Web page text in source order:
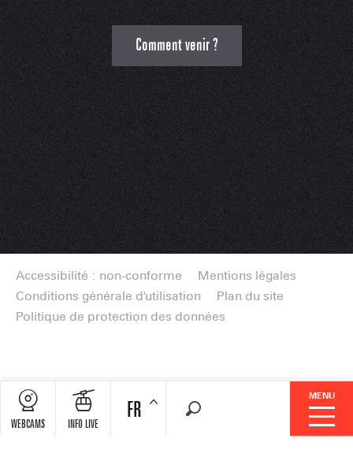
MENU
Recherche
FR
WEBCAMS INFO LIVE
Comment venir ?
Accessibilité : non-conforme
Mentions légales
Conditions générale d'utilisation
Plan du site
Politique de protection des données